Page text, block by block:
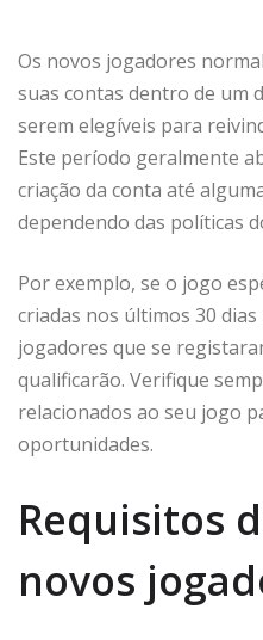
Os novos jogadores
suas contas dentro de um
serem elegíveis para
Este período geralmente
criação da conta até
dependendo das políticas
Por exemplo, se o jogo
criadas nos últimos 30
jogadores que se
qualificarão. Verifique
relacionados ao seu jogo
oportunidades.
Requisitos
novos